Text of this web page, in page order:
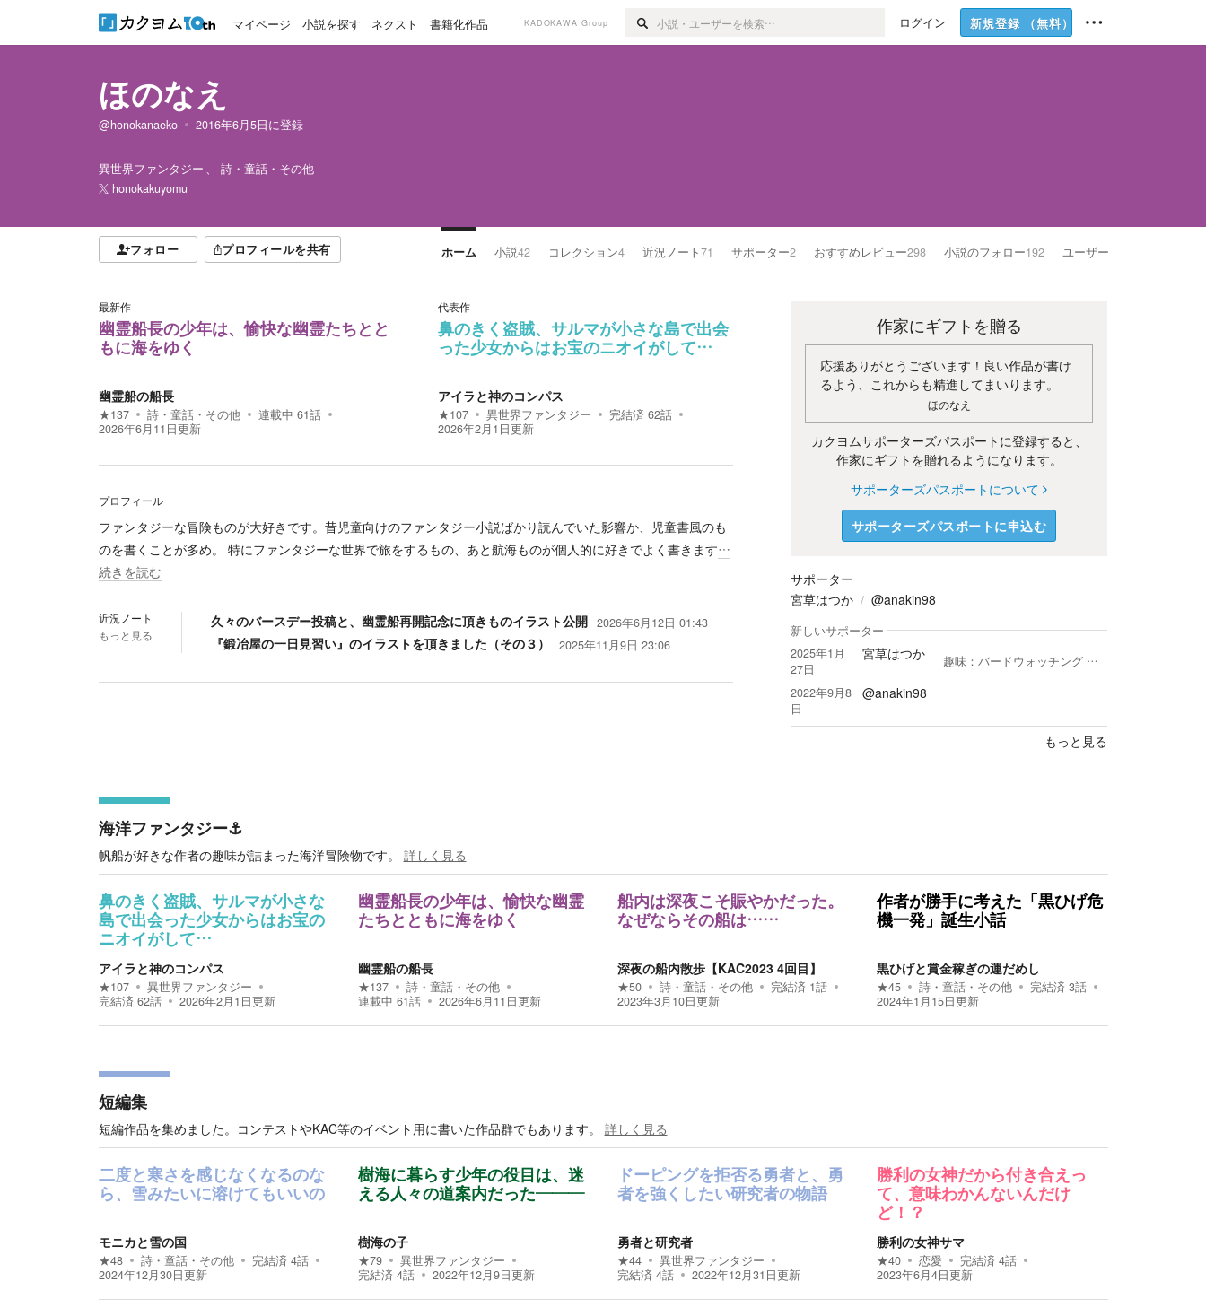
マイページ 小説を探す ネクスト 書籍化作品 KADOKAWA Group ログイン 新規登録 （無料）
ほのなえ
@honokanaeko 2016年6月5日に登録
異世界ファンタジー
詩・童話・その他
honokakuyomu
フォロー プロフィールを共有 ホーム 小説42 コレクション4 近況ノート71 サポーター2 おすすめレビュー298 小説のフォロー192 ユーザーのフォロー
最新作
幽霊船長の少年は、愉快な幽霊たちとと
もに海をゆく
幽霊船の船長
★137 詩・童話・その他 連載中 61話
2026年6月11日更新
代表作
鼻のきく盗賊、サルマが小さな島で出会
った少女からはお宝のニオイがして…
アイラと神のコンパス
★107 異世界ファンタジー 完結済 62話
2026年2月1日更新
プロフィール
ファンタジーな冒険ものが大好きです。昔児童向けのファンタジー小説ばかり読んでいた影響か、児童書風のも
のを書くことが多め。 特にファンタジーな世界で旅をするもの、あと航海ものが個人的に好きでよく書きます…
続きを読む
近況ノート
もっと見る
久々のバースデー投稿と、幽霊船再開記念に頂きものイラスト公開 2026年6月12日 01:43
『鍛冶屋の一日見習い』のイラストを頂きました（その３） 2025年11月9日 23:06
作家にギフトを贈る
応援ありがとうございます！良い作品が書け
るよう、これからも精進してまいります。
ほのなえ
カクヨムサポーターズパスポートに登録すると、
作家にギフトを贈れるようになります。
サポーターズパスポートについて
サポーターズパスポートに申込む
サポーター
宮草はつか
@anakin98
新しいサポーター
2025年1月
27日
宮草はつか
趣味：バードウォッチング 《作品について》 ●得意ジャンルは、エッセイ・女性向けラブコメ、バトル・鳥・虫。 ●どの作品も、お気軽にご覧ください。 ●感想・レビュー・ファンアートもらえると幸せ。（AI作成はお断り） ●番外編をよく書く。本編未読でも楽しめますので、興味があればお気軽に。 《読むほうについて》 ●遅読。マイペース。 ●レイティング付き・ホラー・現代ドラマは苦手。 ●フォローはしおり代わり。たまに整理します。 ●読み合い・読み返しはしていません。 ●お返しは気遣いなさらず、期待なさらずでお願いします。 《他サイトの活動》 ▷stand.fm https://stand.fm/channels/64e02cbd4cfd06ca8b420b74 音声配信、朗読などをしています。 ▷ブクログ https://booklog.jp/users/miyakusa 読書記録をつけています。
2022年9月8
日
@anakin98
もっと見る
海洋ファンタジー⚓
帆船が好きな作者の趣味が詰まった海洋冒険物です。 詳しく見る
鼻のきく盗賊、サルマが小さな
島で出会った少女からはお宝の
ニオイがして…
アイラと神のコンパス
★107
異世界ファンタジー
完結済 62話 2026年2月1日更新
幽霊船長の少年は、愉快な幽霊
たちとともに海をゆく
幽霊船の船長
★137
詩・童話・その他
連載中 61話 2026年6月11日更新
船内は深夜こそ賑やかだった。
なぜならその船は……
深夜の船内散歩【KAC2023 4回目】
★50 詩・童話・その他 完結済 1話
2023年3月10日更新
作者が勝手に考えた「黒ひげ危
機一発」誕生小話
黒ひげと賞金稼ぎの運だめし
★45 詩・童話・その他 完結済 3話
2024年1月15日更新
短編集
短編作品を集めました。コンテストやKAC等のイベント用に書いた作品群でもあります。 詳しく見る
二度と寒さを感じなくなるのな
ら、雪みたいに溶けてもいいの
モニカと雪の国
★48 詩・童話・その他 完結済 4話
2024年12月30日更新
樹海に暮らす少年の役目は、迷
える人々の道案内だった―――
樹海の子
★79
異世界ファンタジー
完結済 4話 2022年12月9日更新
ドーピングを拒否る勇者と、勇
者を強くしたい研究者の物語
勇者と研究者
★44
異世界ファンタジー
完結済 4話 2022年12月31日更新
勝利の女神だから付き合えっ
て、意味わかんないんだけ
ど！？
勝利の女神サマ
★40 恋愛 完結済 4話
2023年6月4日更新